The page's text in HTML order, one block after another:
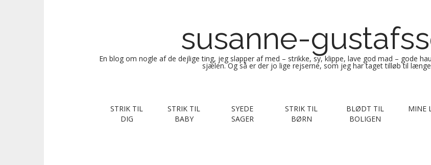
susanne-
En blog om nogle af de dejlige ting, jeg slapper af med – strikke, sy, klippe, lave god mad – gode
sjælen. Og så er der jo lige rejserne, som jeg har taget tilløb til
STRIK TIL
DIG
STRIK TIL
BABY
SYEDE
SAGER
STRIK TIL
BØRN
BLØDT TIL
BOLIGEN
MINE